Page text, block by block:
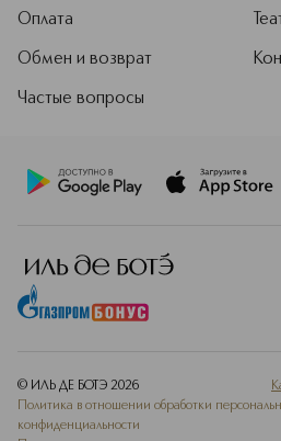
Оплата
Обмен и возврат
Частые вопросы
© ИЛЬ ДЕ БОТЭ 2026
Политика в отношении обработки
конфиденциальности